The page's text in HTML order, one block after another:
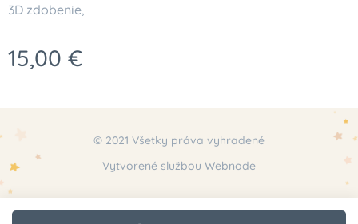
3D zdobenie,
15,00 €
© 2021 Všetky práva vyhradené
Vytvorené službou Webnode